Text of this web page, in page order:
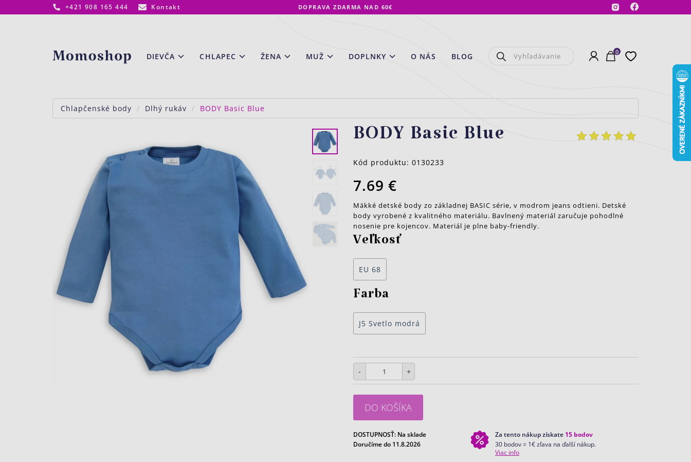
+421 908 165 444 Kontakt DOPRAVA ZDARMA NAD 60€ InstagramFacebook
www.momoshop.sk DIEVČA CHLAPEC ŽENA MUŽ DOPLNKY O NÁS BLOG Prihlásenie
Košík
0 Obľúbené
Chlapčenské body Dlhý rukáv BODY Basic Blue
BODY Basic Blue
Kód produktu: 0130233
7.69 €
Mäkké detské body zo základnej BASIC série, v modrom jeans odtieni. Detské
body vyrobené z kvalitného materiálu. Bavlnený materiál zaručuje pohodlné
nosenie pre kojencov. Materiál je plne baby-friendly.
Veľkosť
EU 68
Farba
J5 Svetlo modrá
- +
DO KOŠÍKA
DOSTUPNOSŤ: Na sklade
Doručíme do 11.8.2026
Za tento nákup získate 15bodov
30 bodov = 1€ zľava na ďalší nákup.
Viac info